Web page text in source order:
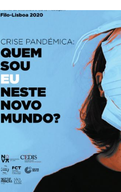
Crise Pandémica: Quem
sou eu neste novo
mundo?
FULL TEXT AVAILABLE -
CLICK HERE FOR OPEN